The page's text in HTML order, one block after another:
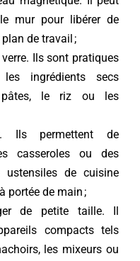
mur pour libérer de
plan de travail ;
Ils sont pratiques
ingrédients secs
le riz ou les
Ils permettent de
casseroles ou des
de cuisine
portée de main ;
de petite taille. Il
compacts tels
les mixeurs ou